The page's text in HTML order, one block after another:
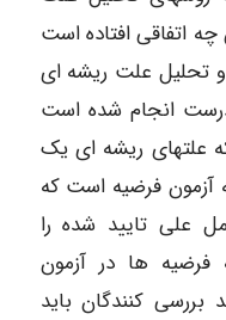
اتفاقی افتاده است
تحلیل علت ریشه ای
انجام شده است
علتهای ریشه ای یک
آزمون فرضیه است که
علی تایید شده را
ها در آزمون
کنندگان باید